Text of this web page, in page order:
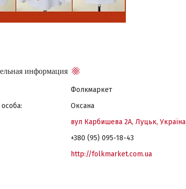
Фолкмаркет
Оксана
вул Карбишева 2А, Луцьк, Україна
+380 (95) 095-18-43
http://folkmarket.com.ua